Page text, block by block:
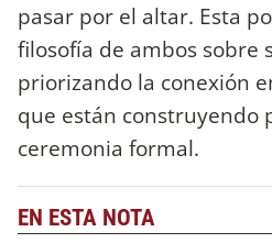
pasar por el altar. Esta
filosofía de ambos sobre
priorizando la conexión
que están construyendo
ceremonia formal.
EN ESTA NOTA